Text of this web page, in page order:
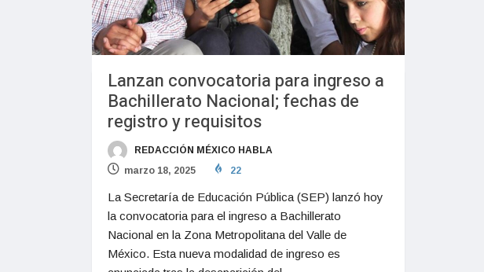
Lanzan convocatoria para ingreso a
Bachillerato Nacional; fechas de
registro y requisitos
REDACCIÓN MÉXICO HABLA
marzo 18, 2025
22
La Secretaría de Educación Pública (SEP) lanzó hoy
la convocatoria para el ingreso a Bachillerato
Nacional en la Zona Metropolitana del Valle de
México. Esta nueva modalidad de ingreso es